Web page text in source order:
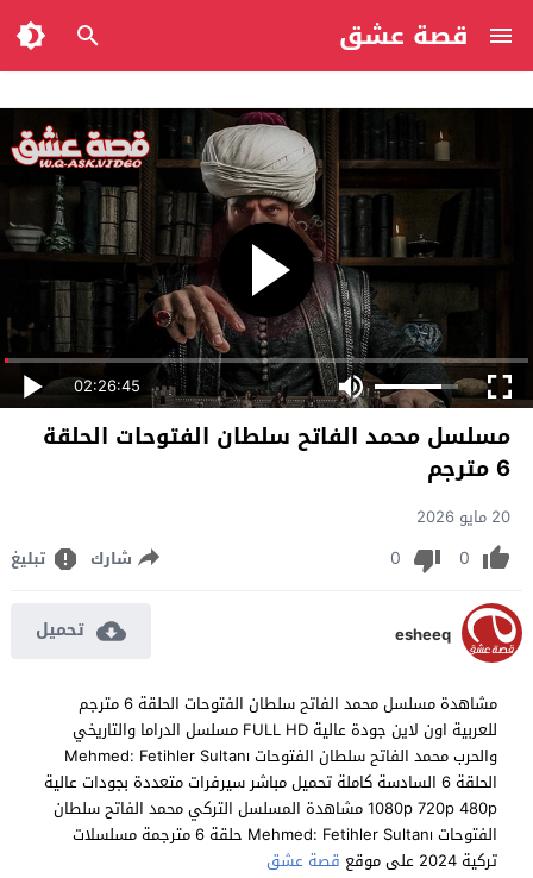
قصة عشق
02:26:45
مسلسل محمد الفاتح سلطان الفتوحات الحلقة
6 مترجم
20 مايو 2026
0
0 شارك تبليغ
esheeq تحميل
مشاهدة مسلسل محمد الفاتح سلطان الفتوحات الحلقة 6 مترجم
للعربية اون لاين جودة عالية FULL HD مسلسل الدراما والتاريخي
والحرب محمد الفاتح سلطان الفتوحات Mehmed: Fetihler Sultanı
الحلقة 6 السادسة كاملة تحميل مباشر سيرفرات متعددة بجودات عالية
1080p 720p 480p مشاهدة المسلسل التركي محمد الفاتح سلطان
الفتوحات Mehmed: Fetihler Sultanı حلقة 6 مترجمة مسلسلات
تركية 2024 على موقع
قصة عشق